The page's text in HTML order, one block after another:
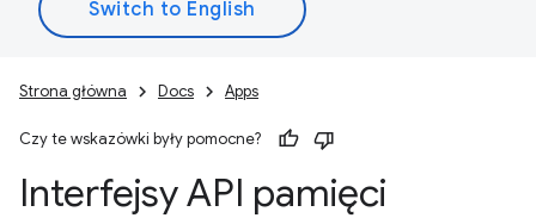
Strona główna Docs Apps
Czy te wskazówki były pomocne?
Interfejsy API pamięci